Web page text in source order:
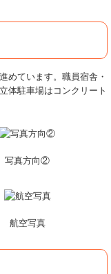
めています。職員宿舎・
体駐車場はコンクリート
写真方向②
航空写真